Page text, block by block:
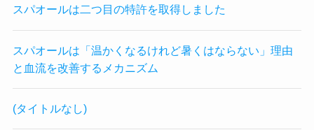
スパオールは二つ目の特許を取得しました
スパオールは「温かくなるけれど暑くはならない」理由
と血流を改善するメカニズム
(タイトルなし)